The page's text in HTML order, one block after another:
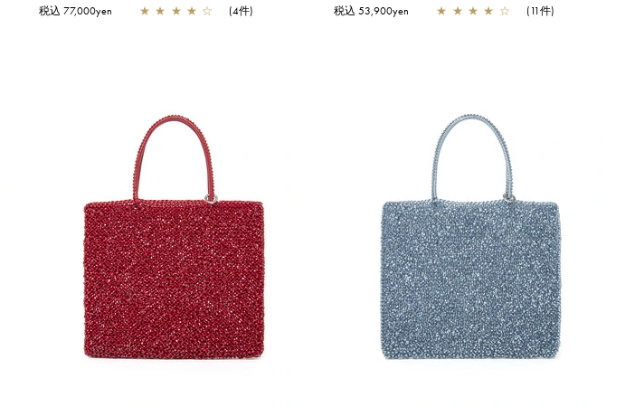
税込 77,000yen ★ ★ ★ ★ ☆ (4件) 税込 53,900yen ★ ★ ★ ★ ☆ (11件)